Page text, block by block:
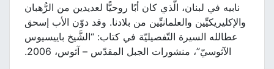
نابيه في لبنان، الّذي كان أبًا روحيًّا لعديدين من الرُّهبان
والإكليريكيِّين والعلمانيِّين من بلادنا. وقد دوّن الأب إسحق
عطالله السيرة التّفصيليّة في كتاب: “الشَّيخ باييسيوس
الآثوسيّ”، منشورات الجبل المقدّس – آثوس، 2006.